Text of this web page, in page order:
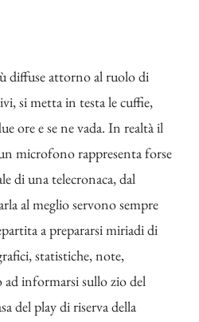
diffuse attorno al ruolo di
si metta in testa le cuffie,
ore e se ne vada. In realtà il
microfono rappresenta forse
di una telecronaca, dal
al meglio servono sempre
a prepararsi miriadi di
statistiche, note,
ad informarsi sullo zio del
del play di riserva della